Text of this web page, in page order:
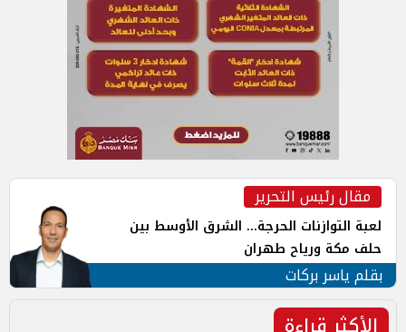
مقال رئيس التحرير
لعبة التوازنات الحرجة... الشرق الأوسط بين
حلف مكة ورياح طهران
بقلم ياسر بركات